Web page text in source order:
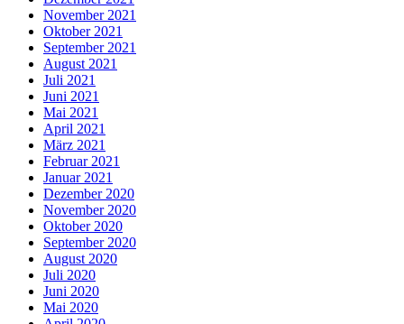
November 2021
Oktober 2021
September 2021
August 2021
Juli 2021
Juni 2021
Mai 2021
April 2021
März 2021
Februar 2021
Januar 2021
Dezember 2020
November 2020
Oktober 2020
September 2020
August 2020
Juli 2020
Juni 2020
Mai 2020